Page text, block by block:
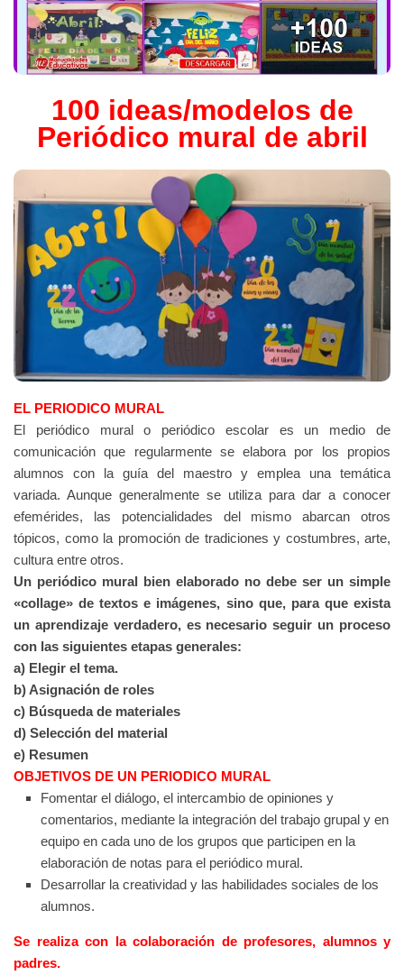
100 ideas/modelos de
Periódico mural de abril
EL PERIODICO MURAL
El periódico mural o periódico escolar es un medio de
comunicación que regularmente se elabora por los propios
alumnos con la guía del maestro y emplea una temática
variada. Aunque generalmente se utiliza para dar a conocer
efemérides, las potencialidades del mismo abarcan otros
tópicos, como la promoción de tradiciones y costumbres, arte,
cultura entre otros.
Un periódico mural bien elaborado no debe ser un simple
«collage» de textos e imágenes, sino que, para que exista
un aprendizaje verdadero, es necesario seguir un proceso
con las siguientes etapas generales:
a) Elegir el tema.
b) Asignación de roles
c) Búsqueda de materiales
d) Selección del material
e) Resumen
OBJETIVOS DE UN PERIODICO MURAL
Fomentar el diálogo, el intercambio de opiniones y
comentarios, mediante la integración del trabajo grupal y en
equipo en cada uno de los grupos que participen en la
elaboración de notas para el periódico mural.
Desarrollar la creatividad y las habilidades sociales de los
alumnos.
Se realiza con la colaboración de profesores, alumnos y
padres.